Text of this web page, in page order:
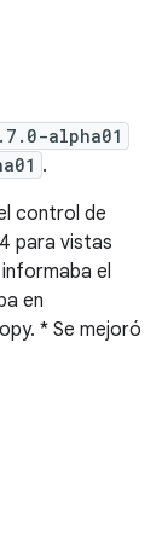
alpha01
.
control de
para vistas
el
en
* Se mejoró